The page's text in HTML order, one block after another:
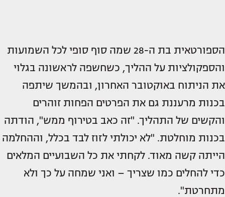
הספורטאית בת ה-28 שמה סוף סופי לכל השמועות
והספקולציות על ההליך, כשחשפה לראשונה בגלוי
את הניתוח באוקטובר האחרון, ובהמשך שיתפה
בכנות מרעננת גם את הפרטים הפחות זוהרים
והקשים של התהליך. "זה כאב בטירוף ממש", הודתה
בכנות מוחלטת. "לא יכולתי לזוז לבד בכלל, וההחלמה
הייתה קשה מאוד. לקחתי את כל השבועיים המלאים
כדי להחלים כמו שצריך – ואני שמחה על כך ולא
מתחרטת".